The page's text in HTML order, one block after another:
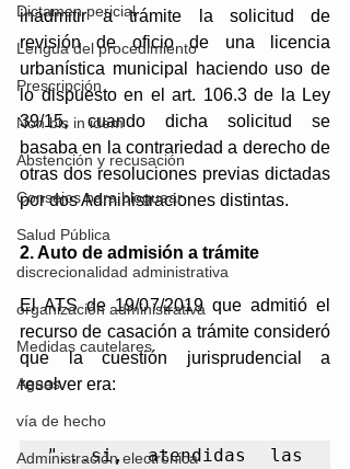
Dictamen pericial
Lengua del procedimiento
Prescripción
Non bis in idem
Abstención y recusación
Consejos para bloguear
Salud Pública
discrecionalidad administrativa
organización administrativa
Medidas cautelares
Aguas
vía de hecho
Administración electrónica
inadmitir a trámite la solicitud de
revisión de oficio de una licencia
urbanística municipal haciendo uso de
lo dispuesto en el art. 106.3 de la Ley
39/15, cuando dicha solicitud se
basaba en la contrariedad a derecho de
otras dos resoluciones previas dictadas
por dos Administraciones distintas.
2. Auto de admisión a trámite
El ATS de 19/07/2019 que admitió el
recurso de casación a trámite consideró
que la cuestión jurisprudencial a
resolver era:
"...si, atendidas las